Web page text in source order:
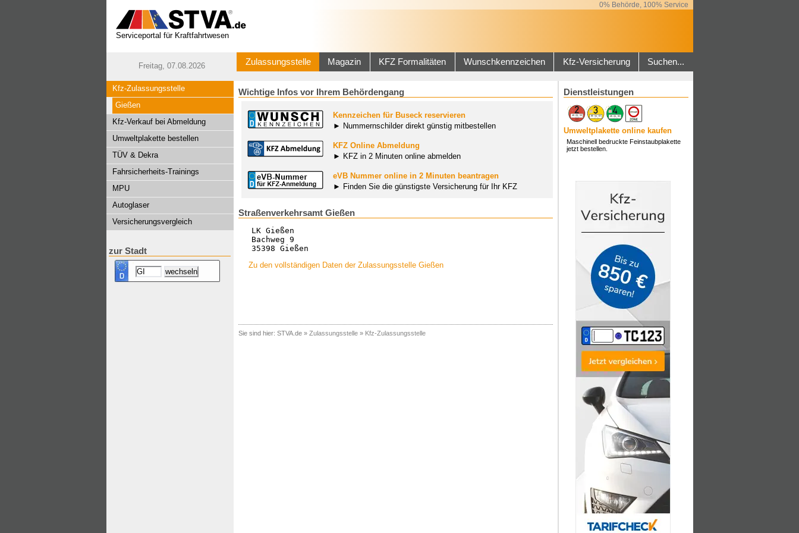
0% Behörde, 100% Service
Serviceportal für Kraftfahrtwesen
Freitag, 07.08.2026 Zulassungsstelle Magazin KFZ Formalitäten Wunschkennzeichen Kfz-Versicherung Suchen...
Kfz-Zulassungsstelle
Gießen
Kfz-Verkauf bei Abmeldung
Umweltplakette bestellen
TÜV & Dekra
Fahrsicherheits-Trainings
MPU
Autoglaser
Versicherungsvergleich
zur Stadt
Wichtige Infos vor Ihrem Behördengang
Kennzeichen für Buseck reservieren
► Nummernschilder direkt günstig mitbestellen
KFZ Online Abmeldung
► KFZ in 2 Minuten online abmelden
eVB Nummer online in 2 Minuten beantragen
► Finden Sie die günstigste Versicherung für Ihr KFZ
Straßenverkehrsamt Gießen
LK Gießen
Bachweg 9
35398 Gießen
Zu den vollständigen Daten der Zulassungsstelle Gießen
Sie sind hier: STVA.de» Zulassungsstelle» Kfz-Zulassungsstelle
Dienstleistungen
Umweltplakette online kaufen
Maschinell bedruckte Feinstaubplakette
jetzt bestellen.